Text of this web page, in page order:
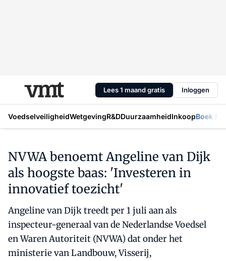
Lees 1 maand gratis Inloggen
VoedselveiligheidWetgevingR&DDuurzaamheidInkoopBoek
NVWA benoemt Angeline van Dijk
als hoogste baas: 'Investeren in
innovatief toezicht'
Angeline van Dijk treedt per 1 juli aan als
inspecteur-generaal van de Nederlandse Voedsel
en Waren Autoriteit (NVWA) dat onder het
ministerie van Landbouw, Visserij,